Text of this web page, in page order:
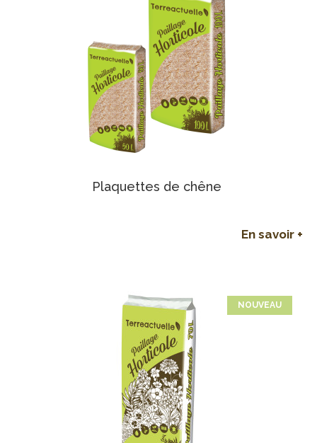
Plaquettes de chêne
En savoir +
NOUVEAU